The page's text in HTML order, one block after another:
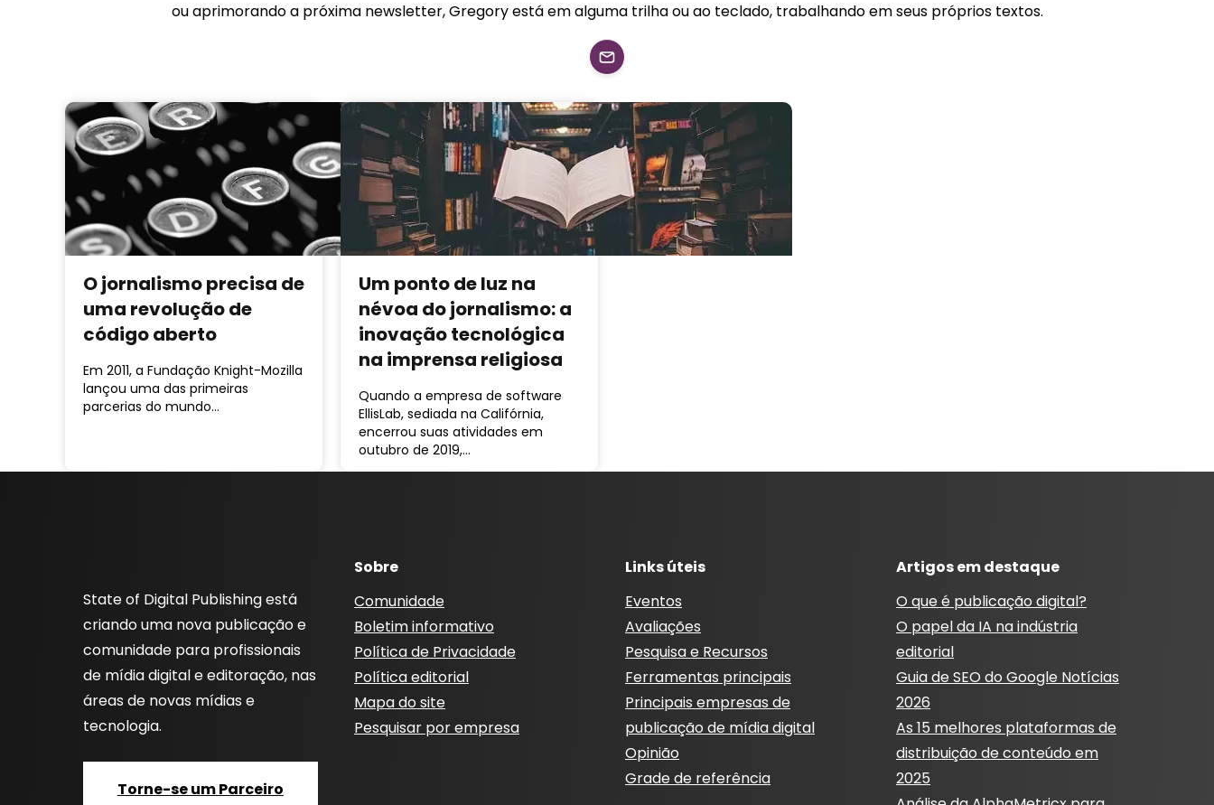
ou aprimorando a próxima newsletter, Gregory está em alguma trilha ou ao teclado, trabalhando em seus próprios textos.
O jornalismo precisa de
uma revolução de
código aberto
Em 2011, a Fundação Knight-Mozilla
lançou uma das primeiras
parcerias do mundo…
Um ponto de luz na
névoa do jornalismo: a
inovação tecnológica
na imprensa religiosa
Quando a empresa de software
EllisLab, sediada na Califórnia,
encerrou suas atividades em
outubro de 2019,…
State of Digital Publishing está
criando uma nova publicação e
comunidade para profissionais
de mídia digital e editoração, nas
áreas de novas mídias e
tecnologia.
Torne-se um Parceiro
Sobre
Comunidade
Boletim informativo
Política de Privacidade
Política editorial
Mapa do site
Pesquisar por empresa
Links úteis
Eventos
Avaliações
Pesquisa e Recursos
Ferramentas principais
Principais empresas de
publicação de mídia digital
Opinião
Grade de referência
Artigos em destaque
O que é publicação digital?
O papel da IA ​​na indústria
editorial
Guia de SEO do Google Notícias
2026
As 15 melhores plataformas de
distribuição de conteúdo em
2025